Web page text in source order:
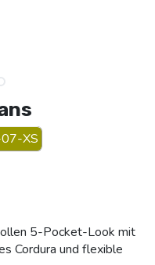
XS
5-Pocket-Look mit
Cordura und flexible